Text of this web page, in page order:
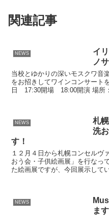
関連記事
NEWS
イ
ノ
当校とゆかりの深いモスクワ音
をお招きしてワインコンサート
日 17:30開場 18:00開演 場所
NEWS
札
洗
す！
１２月４日から札幌コンセルヴ
おう会・子供絵画展」を行なっ
た絵画展ですが、今回展示して
NEWS
ます